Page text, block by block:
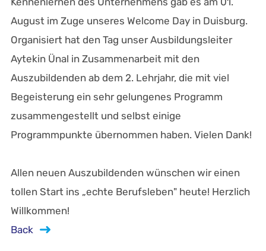
August im Zuge unseres Welcome Day in Duisburg.
Organisiert hat den Tag unser Ausbildungsleiter
Aytekin Ünal in Zusammenarbeit mit den
Auszubildenden ab dem 2. Lehrjahr, die mit viel
Begeisterung ein sehr gelungenes Programm
zusammengestellt und selbst einige
Programmpunkte übernommen haben. Vielen Dank!
Allen neuen Auszubildenden wünschen wir einen
tollen Start ins „echte Berufsleben" heute! Herzlich
Willkommen!
Back